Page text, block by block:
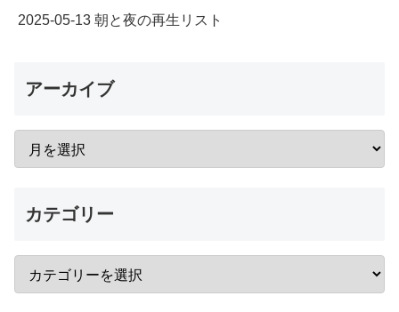
2025-05-13 朝と夜の再生リスト
アーカイブ
カテゴリー